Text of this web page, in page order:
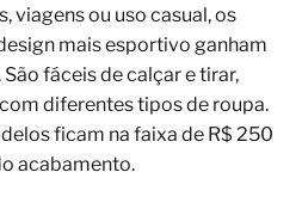
viagens ou uso casual, os
mais esportivo ganham
fáceis de calçar e tirar,
diferentes tipos de roupa.
ficam na faixa de R$ 250
acabamento.